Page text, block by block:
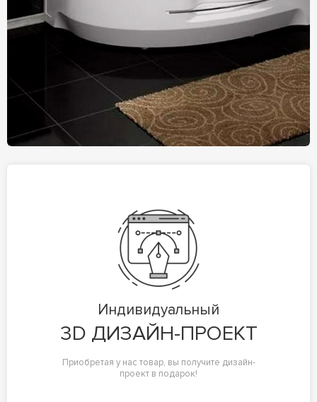
Индивидуальный
3D ДИЗАЙН-ПРОЕКТ
Приобретая у нас товар, вы получите дизайн-
проект в подарок!